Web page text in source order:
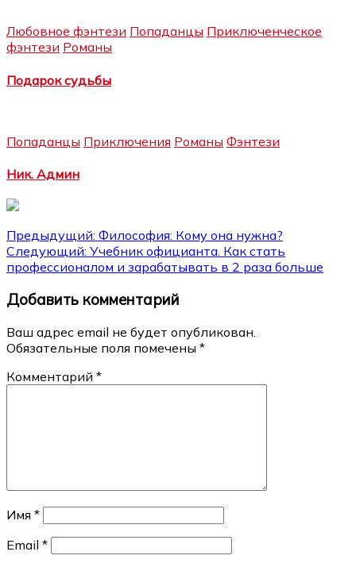
Любовное фэнтези Попаданцы Приключенческое
фэнтези Романы
Подарок судьбы
Попаданцы Приключения Романы Фэнтези
Ник. Админ
Навигация
по
записям
Предыдущий: Философия: Кому она нужна?
Следующий: Учебник официанта. Как стать
профессионалом и зарабатывать в 2 раза больше
Добавить комментарий
Ваш адрес email не будет опубликован.
Обязательные поля помечены *
Комментарий *
Имя *
Email *